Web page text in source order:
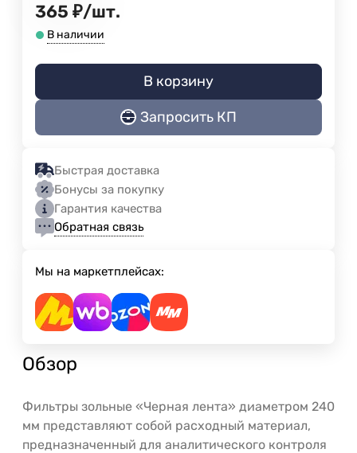
365 ₽/шт.
В наличии
В корзину
Запросить КП
Быстрая доставка
Бонусы за покупку
Гарантия качества
Обратная связь
Мы на маркетплейсах:
Обзор
Фильтры зольные «Черная лента» диаметром 240
мм представляют собой расходный материал,
предназначенный для аналитического контроля